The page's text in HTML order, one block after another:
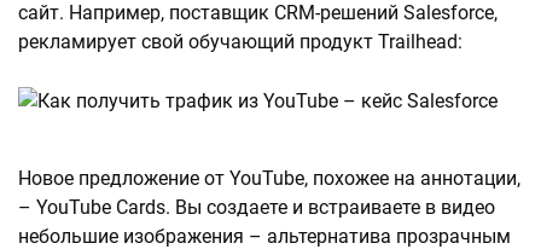
сайт. Например, поставщик CRM-решений Salesforce,
рекламирует свой обучающий продукт Trailhead:
Новое предложение от YouTube, похожее на аннотации,
– YouTube Cards. Вы создаете и встраиваете в видео
небольшие изображения – альтернатива прозрачным